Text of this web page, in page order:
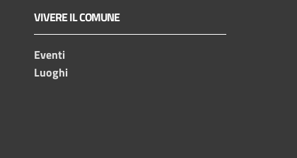
VIVERE IL COMUNE
Eventi
Luoghi